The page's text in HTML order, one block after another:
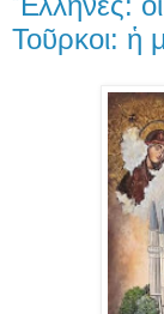
Τοῦρκοι: ἡ